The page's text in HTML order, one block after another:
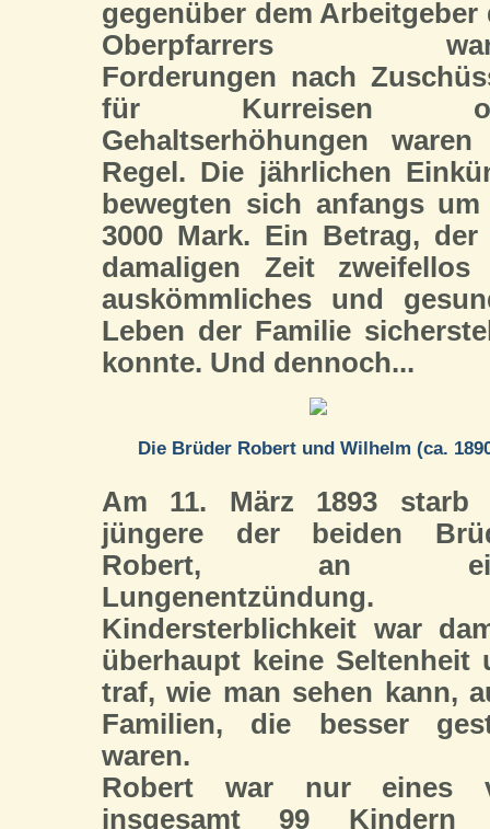
gegenüber dem Arbeitgeber
Oberpfarrers
Forderungen nach
für Kurreisen
Gehaltserhöhungen waren
Regel. Die jährlichen
bewegten sich anfangs
3000 Mark. Ein Betrag, der
damaligen Zeit zweifellos
auskömmliches und
Leben der Familie
konnte. Und dennoch...
Die Brüder Robert und Wilhelm (ca.
Am 11. März 1893 starb
jüngere der beiden
Robert, an
Lungenentzündung.
Kindersterblichkeit war
überhaupt keine Seltenheit
traf, wie man sehen kann,
Familien, die besser
waren.
Robert war nur eines
insgesamt 99 Kindern